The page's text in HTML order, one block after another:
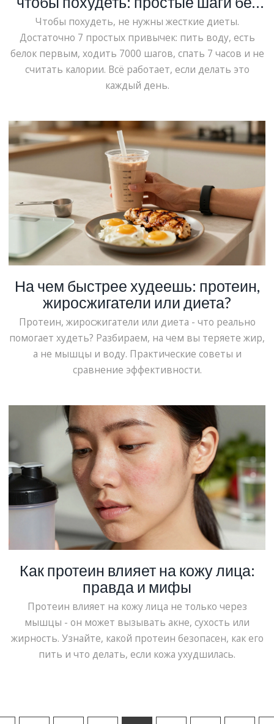
диет и голодания
Чтобы похудеть, не нужны жесткие диеты.
Достаточно 7 простых привычек: пить воду, есть
белок первым, ходить 7000 шагов, спать 7 часов и не
считать калории. Всё работает, если делать это
каждый день.
На чем быстрее худеешь: протеин,
жиросжигатели или диета?
Протеин, жиросжигатели или диета - что реально
помогает худеть? Разбираем, на чем вы теряете жир,
а не мышцы и воду. Практические советы и
сравнение эффективности.
Как протеин влияет на кожу лица:
правда и мифы
Протеин влияет на кожу лица не только через
мышцы - он может вызывать акне, сухость или
жирность. Узнайте, какой протеин безопасен, как его
пить и что делать, если кожа ухудшилась.